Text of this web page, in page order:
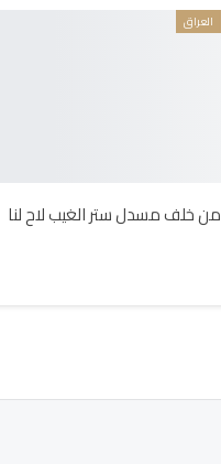
العراق
من خلف مسدل ستر الغيب لاح لنا